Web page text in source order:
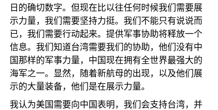
日的确切数字。但现在比以往任何时候我们需要展
示力量，我们需要坚持力挺。我们不能只有说说而
已，我们需要行动起来。提供军事协助将释放一个
信息。我们知道台湾需要我们的协助，他们没有中
国那样的军事力量，中国现在拥有全世界最强大的
海军之一。显然，随着新航母的出现，以及他们展
示的大量装备，他们是在展示力量。
我认为美国需要向中国表明，我们会支持台湾，并